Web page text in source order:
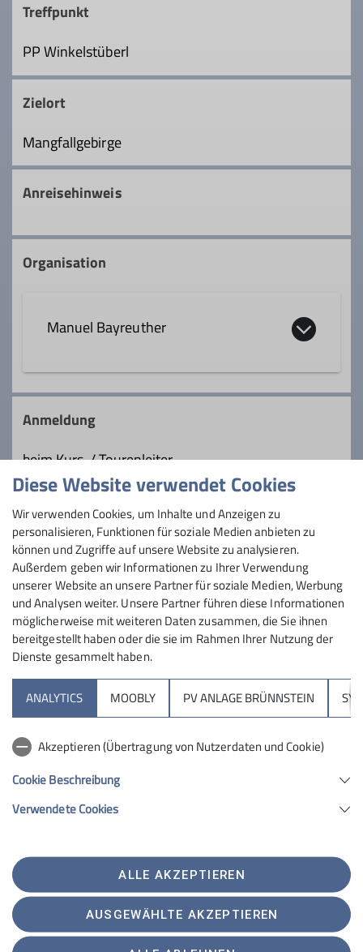
Treffpunkt
PP Winkelstüberl
Zielort
Mangfallgebirge
Anreisehinweis
Organisation
Manuel Bayreuther
0151 18185538
maba177@googlemail.com
Qualifikationen
Trainer*in C Bergwandern
Ämter
Tourenleiter
Details
Anmeldung
beim Kurs-/ Tourenleiter
Maximale Teilnehmeranzahl
8
Sektion
Hochrieshütte
Sektion Rosenheim des Deutschen Alpenvereins e.V.
Telefon +4980312716030
Diese Website verwendet Cookies
Wir verwenden Cookies, um Inhalte und Anzeigen zu
personalisieren, Funktionen für soziale Medien anbieten zu
können und Zugriffe auf unsere Website zu analysieren.
Außerdem geben wir Informationen zu Ihrer Verwendung
unserer Website an unsere Partner für soziale Medien, Werbung
und Analysen weiter. Unsere Partner führen diese Informationen
möglicherweise mit weiteren Daten zusammen, die Sie ihnen
bereitgestellt haben oder die sie im Rahmen Ihrer Nutzung der
Dienste gesammelt haben.
ANALYTICS MOOBLY PV ANLAGE BRÜNNSTEIN
Akzeptieren (Übertragung von Nutzerdaten und Cookie)
Cookie Beschreibung
Verwendete Cookies
ALLE AKZEPTIEREN
AUSGEWÄHLTE AKZEPTIEREN